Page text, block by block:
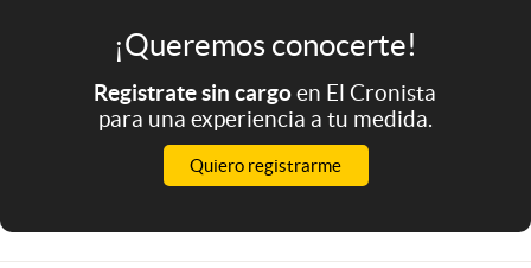
¡Queremos conocerte!
Registrate sin cargoen El Cronista
para una experiencia a tu medida.
Quiero registrarme